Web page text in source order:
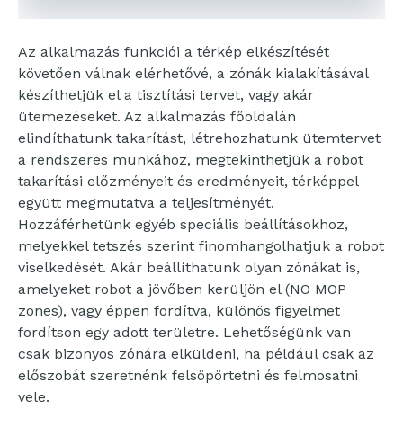
Az alkalmazás funkciói a térkép elkészítését
követően válnak elérhetővé, a zónák kialakításával
készíthetjük el a tisztítási tervet, vagy akár
ütemezéseket. Az alkalmazás főoldalán
elindíthatunk takarítást, létrehozhatunk ütemtervet
a rendszeres munkához, megtekinthetjük a robot
takarítási előzményeit és eredményeit, térképpel
együtt megmutatva a teljesítményét.
Hozzáférhetünk egyéb speciális beállításokhoz,
melyekkel tetszés szerint finomhangolhatjuk a robot
viselkedését. Akár beállíthatunk olyan zónákat is,
amelyeket robot a jövőben kerüljön el (NO MOP
zones), vagy éppen fordítva, különös figyelmet
fordítson egy adott területre. Lehetőségünk van
csak bizonyos zónára elküldeni, ha például csak az
előszobát szeretnénk felsöpörtetni és felmosatni
vele.